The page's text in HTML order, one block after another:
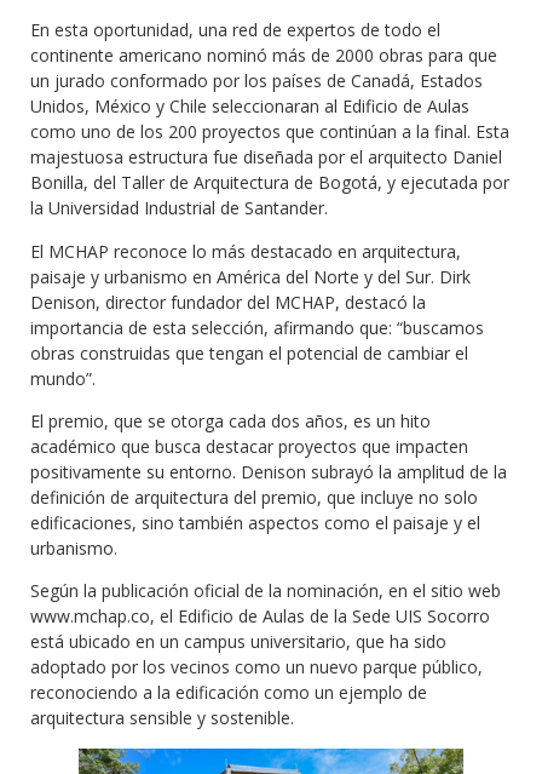
En esta oportunidad, una red de expertos de todo el
continente americano nominó más de 2000 obras para que
un jurado conformado por los países de Canadá, Estados
Unidos, México y Chile seleccionaran al Edificio de Aulas
como uno de los 200 proyectos que continúan a la final. Esta
majestuosa estructura fue diseñada por el arquitecto Daniel
Bonilla, del Taller de Arquitectura de Bogotá, y ejecutada por
la Universidad Industrial de Santander.
El MCHAP reconoce lo más destacado en arquitectura,
paisaje y urbanismo en América del Norte y del Sur. Dirk
Denison, director fundador del MCHAP, destacó la
importancia de esta selección, afirmando que: “buscamos
obras construidas que tengan el potencial de cambiar el
mundo”.
El premio, que se otorga cada dos años, es un hito
académico que busca destacar proyectos que impacten
positivamente su entorno. Denison subrayó la amplitud de la
definición de arquitectura del premio, que incluye no solo
edificaciones, sino también aspectos como el paisaje y el
urbanismo.
Según la publicación oficial de la nominación, en el sitio web
www.mchap.co, el Edificio de Aulas de la Sede UIS Socorro
está ubicado en un campus universitario, que ha sido
adoptado por los vecinos como un nuevo parque público,
reconociendo a la edificación como un ejemplo de
arquitectura sensible y sostenible.